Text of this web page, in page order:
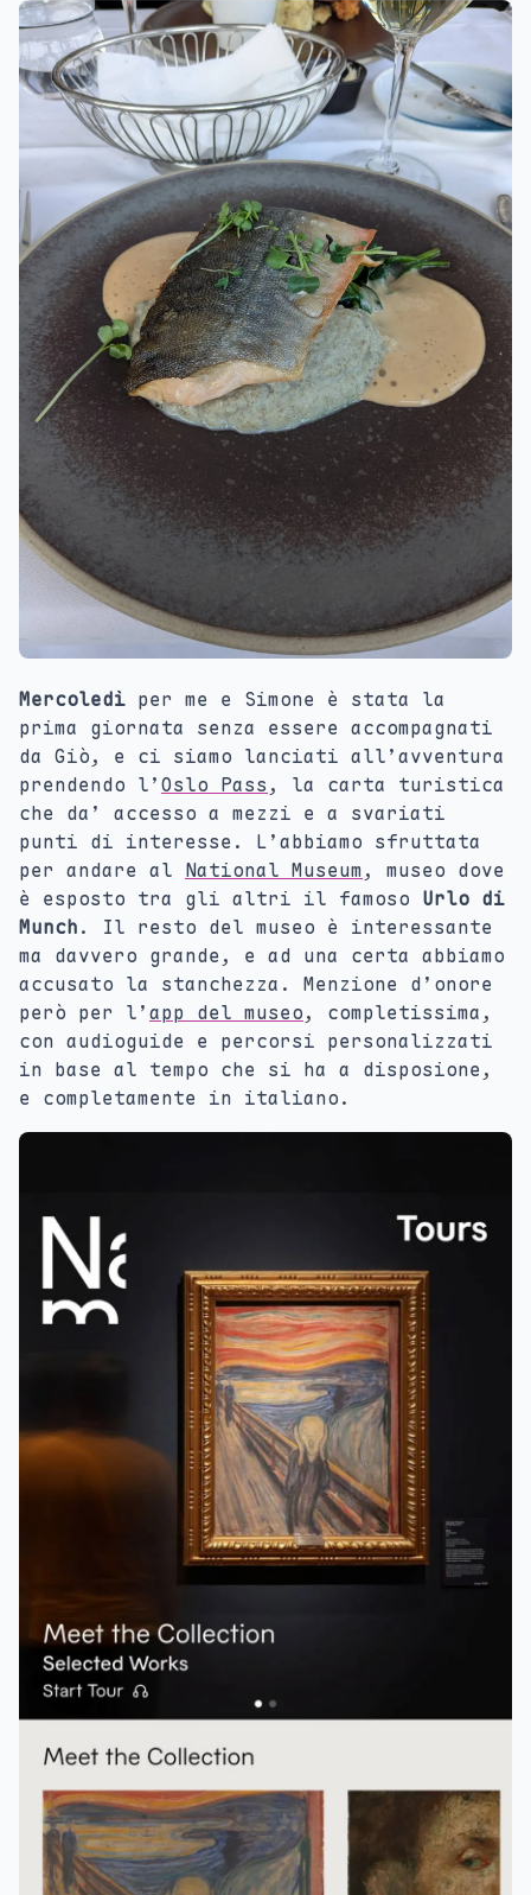
Mercoledì per me e Simone è stata la
prima giornata senza essere accompagnati
da Giò, e ci siamo lanciati all’avventura
prendendo l’Oslo Pass , la carta turistica
che da’ accesso a mezzi e a svariati
punti di interesse. L’abbiamo sfruttata
per andare al National Museum, museo dove
è esposto tra gli altri il famoso Urlo di
Munch. Il resto del museo è interessante
ma davvero grande, e ad una certa abbiamo
accusato la stanchezza. Menzione d’onore
però per l’app del museo, completissima,
con audioguide e percorsi personalizzati
in base al tempo che si ha a disposione,
e completamente in italiano.